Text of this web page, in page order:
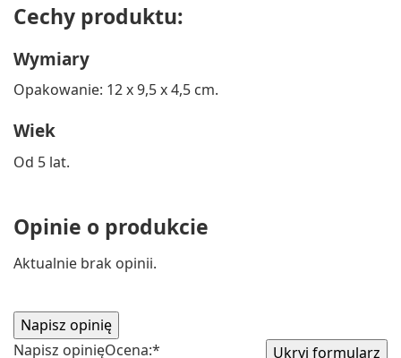
Cechy produktu:
Wymiary
Opakowanie: 12 x 9,5 x 4,5 cm.
Wiek
Od 5 lat.
Opinie o produkcie
Aktualnie brak opinii.
Napisz opinięOcena:*